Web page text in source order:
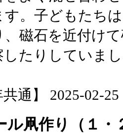
す。子どもたち
、磁石を近付け
したりしていま
共通】 2025-02-
ル凧作り（１・